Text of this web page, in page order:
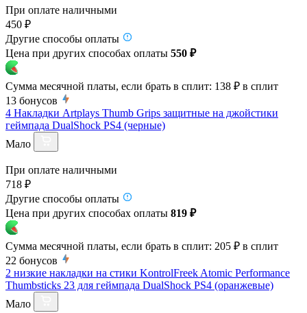
При оплате наличными
450 ₽
Другие способы оплаты
Цена при других способах оплаты 550 ₽
Сумма месячной платы, если брать в сплит: 138 ₽ в сплит
13 бонусов
4 Накладки Artplays Thumb Grips защитные на джойстики
геймпада DualShock PS4 (черные)
Мало
При оплате наличными
718 ₽
Другие способы оплаты
Цена при других способах оплаты 819 ₽
Сумма месячной платы, если брать в сплит: 205 ₽ в сплит
22 бонусов
2 низкие накладки на стики KontrolFreek Atomic Performance
Thumbsticks 23 для геймпада DualShock PS4 (оранжевые)
Мало